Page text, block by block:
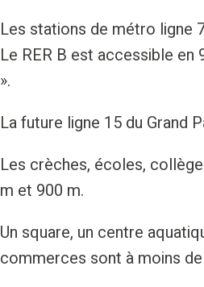
Les stations de métro ligne
Le RER B est accessible en
».
La future ligne 15 du Grand
Les crèches, écoles,
m et 900 m.
Un square, un centre
commerces sont à moins